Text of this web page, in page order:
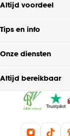
Altijd voordeel
Tips en info
Onze diensten
Altijd bereikbaar